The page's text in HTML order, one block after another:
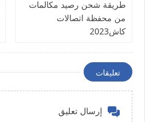
طريقة شحن رصيد مكالمات
من محفظة اتصالات
كاش2023
تعليقات
إرسال تعليق